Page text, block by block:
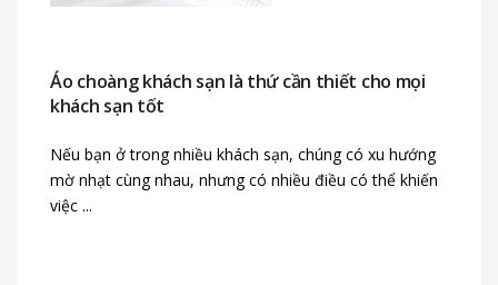
Áo choàng khách sạn là thứ cần thiết cho mọi
khách sạn tốt
Nếu bạn ở trong nhiều khách sạn, chúng có xu hướng
mờ nhạt cùng nhau, nhưng có nhiều điều có thể khiến
việc ...